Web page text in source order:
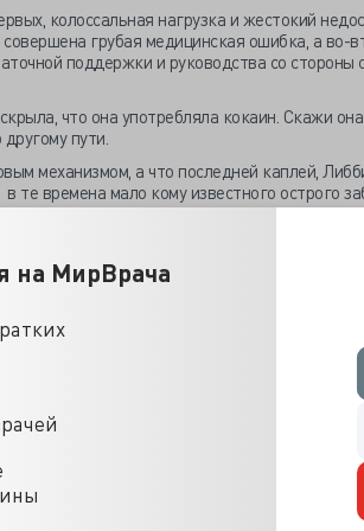
на МирВрача
колоссальная нагрузка и жестокий
грубая медицинская ошибка, а во-
поддержки и руководства со стороны
что она употребляла кокаин. Скажи
пути.
механизмом, а что последней каплей,
те времена мало кому известного острого
несовместимых веществ или лекарств.
создана экспертная комиссия, которая
в 1989 году в штате Нью-Йорк был принят
в медицинских кругах именовался
резидент не мог активно лечить
80 часов в неделю, включая дежурства.
более весомое присутствие старших
детали, но это не суть важно.
штаты последовали примеру Нью Йорка,
году, когда был принят федеральный
всей территории США.